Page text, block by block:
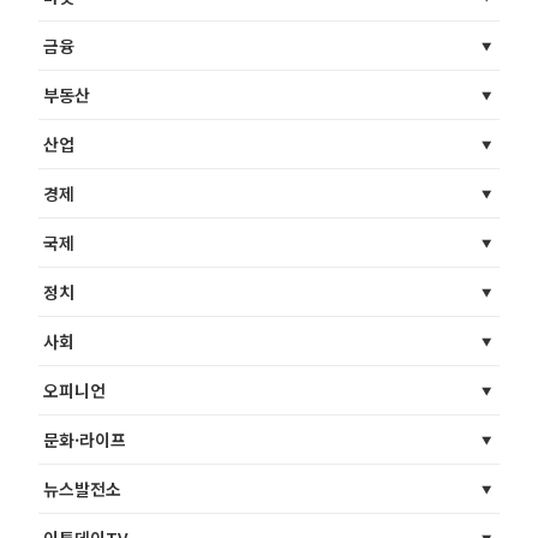
금융
부동산
산업
경제
국제
정치
사회
오피니언
문화·라이프
뉴스발전소